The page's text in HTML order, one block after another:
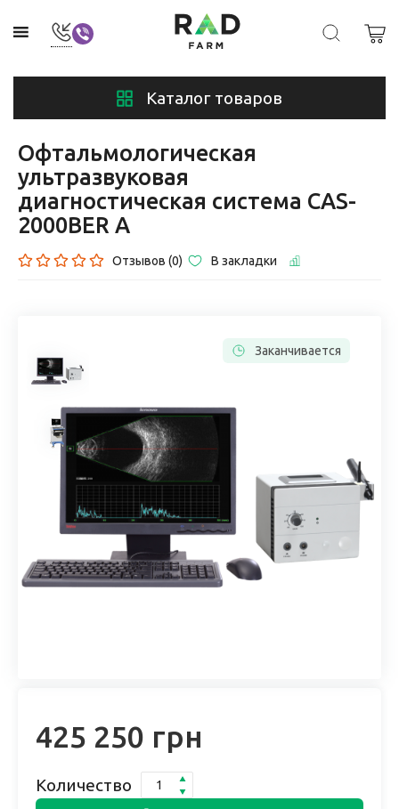
Каталог товаров
Офтальмологическая
ультразвуковая
диагностическая система CAS-
2000BER A
Отзывов (0) В закладки
Заканчивается
425 250 грн
Количество